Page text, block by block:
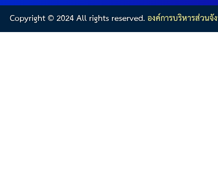
Copyright © 2024 All rights reserved.องค์การบริหารส่วน